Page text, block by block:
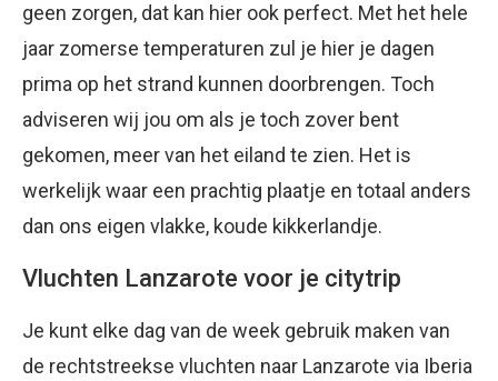
geen zorgen, dat kan hier ook perfect. Met het hele
jaar zomerse temperaturen zul je hier je dagen
prima op het strand kunnen doorbrengen. Toch
adviseren wij jou om als je toch zover bent
gekomen, meer van het eiland te zien. Het is
werkelijk waar een prachtig plaatje en totaal anders
dan ons eigen vlakke, koude kikkerlandje.
Vluchten Lanzarote voor je citytrip
Je kunt elke dag van de week gebruik maken van
de rechtstreekse vluchten naar Lanzarote via Iberia